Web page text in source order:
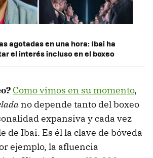
agotadas en una hora: Ibai ha
el interés incluso en el boxeo
Como vimos en su momento,
no depende tanto del boxeo
expansiva y cada vez
de Ibai. Es él la clave de bóveda
ejemplo, la afluencia